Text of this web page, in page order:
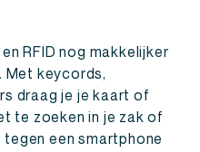
RFID nog makkelijker
Met keycords,
draag je je kaart of
te zoeken in je zak of
een smartphone